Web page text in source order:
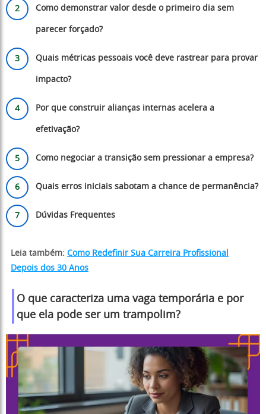
Como demonstrar valor desde o primeiro dia sem
parecer forçado?
Quais métricas pessoais você deve rastrear para provar
impacto?
Por que construir alianças internas acelera a
efetivação?
Como negociar a transição sem pressionar a empresa?
Quais erros iniciais sabotam a chance de permanência?
Dúvidas Frequentes
Leia também: Como Redefinir Sua Carreira Profissional
Depois dos 30 Anos
O que caracteriza uma vaga temporária e por
que ela pode ser um trampolim?